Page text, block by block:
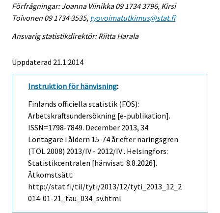
Förfrågningar: Joanna Viinikka 09 1734 3796, Kirsi
Toivonen 09 1734 3535, tyovoimatutkimus@stat.fi
Ansvarig statistikdirektör: Riitta Harala
Uppdaterad 21.1.2014
Instruktion för hänvisning:
Finlands officiella statistik (FOS):
Arbetskraftsundersökning [e-publikation].
ISSN=1798-7849. December 2013, 34.
Löntagare i åldern 15-74 år efter näringsgren
(TOL 2008) 2013/IV - 2012/IV . Helsingfors:
Statistikcentralen [hänvisat: 8.8.2026].
Åtkomstsätt:
http://stat.fi/til/tyti/2013/12/tyti_2013_12_2
014-01-21_tau_034_sv.html